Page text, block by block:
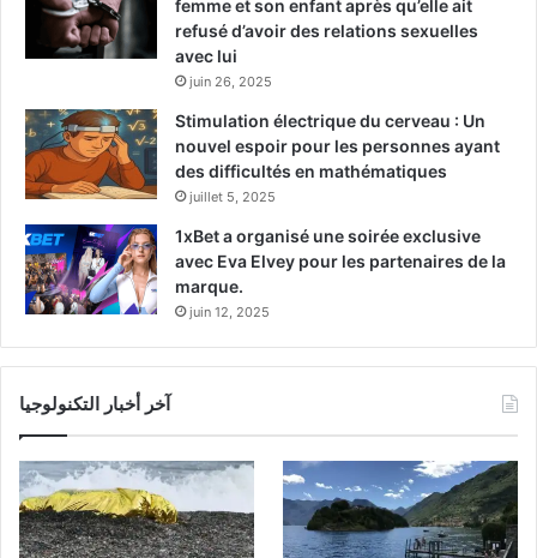
femme et son enfant après qu’elle ait
refusé d’avoir des relations sexuelles
avec lui
juin 26, 2025
Stimulation électrique du cerveau : Un
nouvel espoir pour les personnes ayant
des difficultés en mathématiques
juillet 5, 2025
1xBet a organisé une soirée exclusive
avec Eva Elvey pour les partenaires de la
marque.
juin 12, 2025
آخر أخبار التكنولوجيا